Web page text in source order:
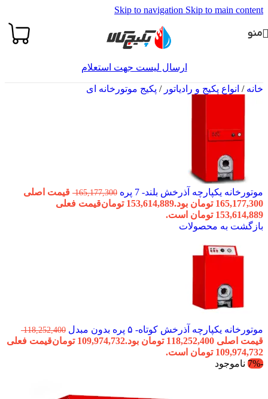
Skip to navigation Skip to main content
منو
ارسال لیست جهت استعلام
خانه/ انواع پکیج و رادیاتور/ پکیج موتورخانه ای
موتورخانه یکپارچه آذرخش بلند- 7 پره 165,177,300 قیمت اصلی
165,177,300 تومان بود.
153,614,889 تومانقیمت فعلی
153,614,889 تومان است.
بازگشت به محصولات
موتورخانه یکپارچه آذرخش کوتاه- ۵ پره بدون مبدل 118,252,400
قیمت اصلی 118,252,400 تومان بود. 109,974,732 تومانقیمت فعلی
109,974,732 تومان است.
-7%
ناموجود